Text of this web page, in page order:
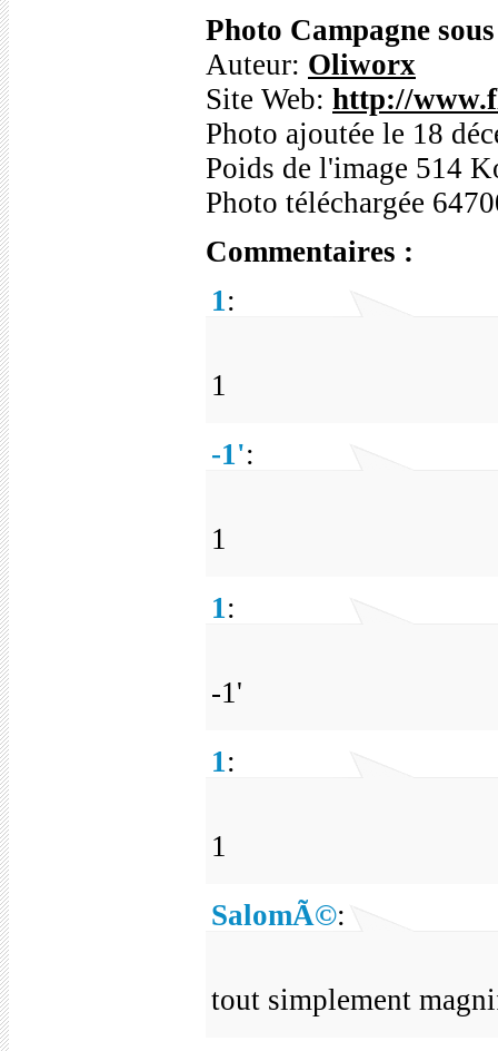
Photo Campagne
Auteur: Oliworx
Site Web: http://
Photo ajoutée le 18
Poids de l'image 514
Photo téléchargée
Commentaires :
1:
1
-1':
1
1:
-1'
1:
1
SalomÃ©:
tout simplement